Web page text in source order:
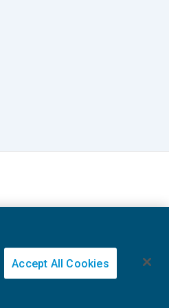
Accept All Cookies